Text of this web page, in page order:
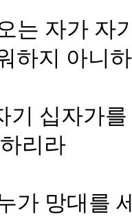
는 자가 자
하지 아니
기 십자가
리라
가 망대를